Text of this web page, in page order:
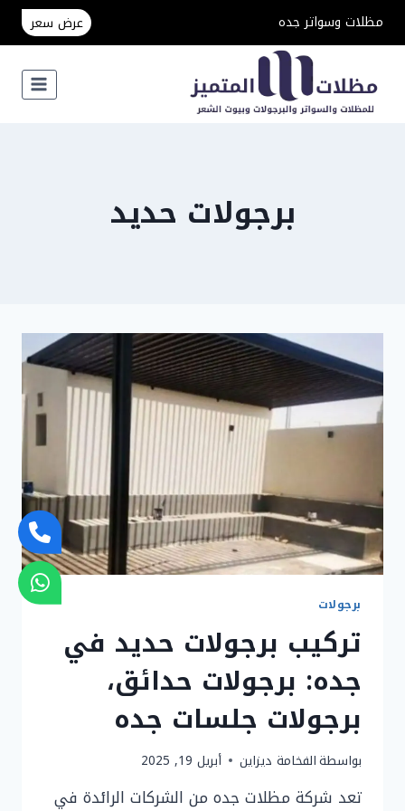
التجاوزمظلات وسواتر جده عرض سعر
برجولات حديد
برجولات
تركيب برجولات حديد في
جده: برجولات حدائق،
برجولات جلسات جده
بواسطةالفخامة ديزاين أبريل 19, 2025
تعد شركة مظلات جده من الشركات الرائدة في